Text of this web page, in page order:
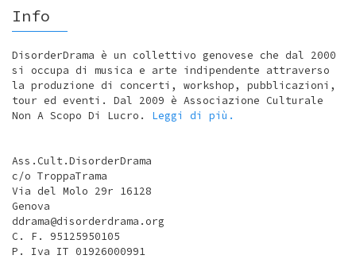
Info
DisorderDrama è un collettivo genovese che dal 2000
si occupa di musica e arte indipendente attraverso
la produzione di concerti, workshop, pubblicazioni,
tour ed eventi. Dal 2009 è Associazione Culturale
Non A Scopo Di Lucro. Leggi di più.
Ass.Cult.DisorderDrama
c/o TroppaTrama
Via del Molo 29r 16128
Genova
ddrama@disorderdrama.org
C. F. 95125950105
P. Iva IT 01926000991